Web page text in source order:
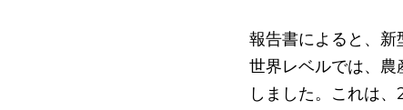
報告書によると、新
世界レベルでは、
しました。これは